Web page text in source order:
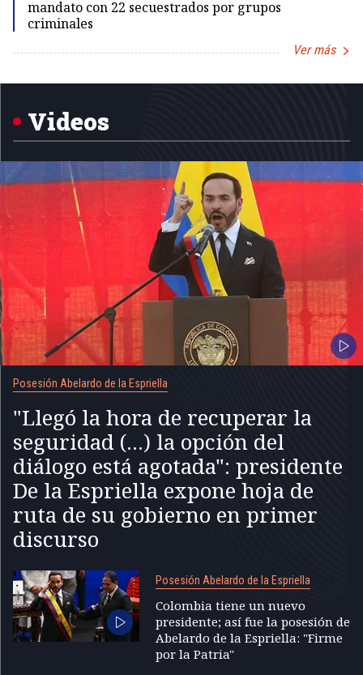
mandato con 22 secuestrados por grupos
criminales
Ver más
1
Videos
Posesión Abelardo de la Espriella
"Llegó la hora de recuperar la
seguridad (...) la opción del
diálogo está agotada": presidente
De la Espriella expone hoja de
ruta de su gobierno en primer
discurso
Posesión Abelardo de la Espriella
Colombia tiene un nuevo
presidente; así fue la posesión de
Abelardo de la Espriella: "Firme
por la Patria"